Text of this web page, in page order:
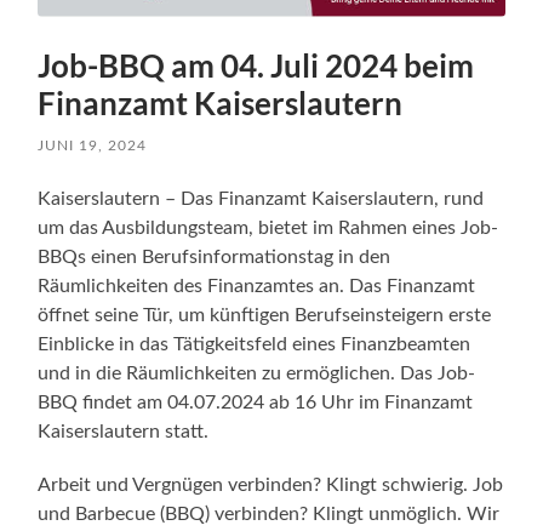
Job-BBQ am 04. Juli 2024 beim
Finanzamt Kaiserslautern
JUNI 19, 2024
Kaiserslautern – Das Finanzamt Kaiserslautern, rund
um das Ausbildungsteam, bietet im Rahmen eines Job-
BBQs einen Berufsinformationstag in den
Räumlichkeiten des Finanzamtes an. Das Finanzamt
öffnet seine Tür, um künftigen Berufseinsteigern erste
Einblicke in das Tätigkeitsfeld eines Finanzbeamten
und in die Räumlichkeiten zu ermöglichen. Das Job-
BBQ findet am 04.07.2024 ab 16 Uhr im Finanzamt
Kaiserslautern statt.
Arbeit und Vergnügen verbinden? Klingt schwierig. Job
und Barbecue (BBQ) verbinden? Klingt unmöglich. Wir